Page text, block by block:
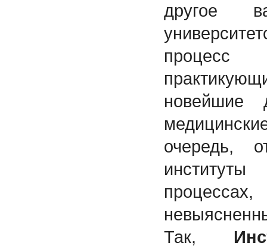
другое
новейшие
очередь,
Так,